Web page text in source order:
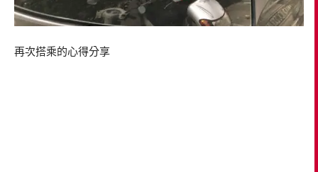
再次搭乘的心得分享